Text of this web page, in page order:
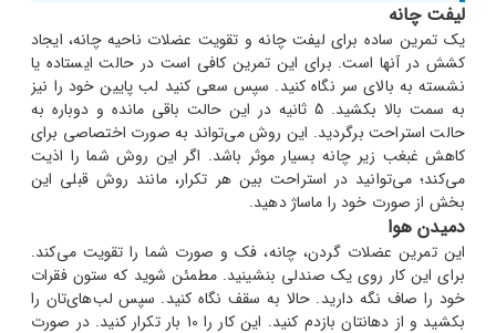
لیفت چانه
یک تمرین ساده برای لیفت چانه و تقویت عضلات ناحیه چانه، ایجاد
کشش در آنها است. برای این تمرین کافی است در حالت ایستاده یا
نشسته به بالای سر نگاه کنید. سپس سعی کنید لب پایین خود را نیز
به سمت بالا بکشید. 5 ثانیه در این حالت باقی مانده و دوباره به
حالت استراحت برگردید. این روش می‌تواند به صورت اختصاصی برای
کاهش غبغب زیر چانه بسیار موثر باشد. اگر این روش شما را اذیت
می‌کند؛ می‌توانید در استراحت بین هر تکرار، مانند روش قبلی این
بخش از صورت خود را ماساژ دهید.
دمیدن هوا
این تمرین عضلات گردن، چانه، فک و صورت شما را تقویت می‌کند.
برای این کار روی یک صندلی بنشینید. مطمئن شوید که ستون فقرات
خود را صاف نگه دارید. حالا به سقف نگاه کنید. سپس لب‌های‌تان را
بکشید و از دهانتان بازدم کنید. این کار را 10 بار تکرار کنید. در صورت